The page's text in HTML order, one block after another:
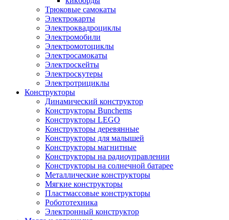
Трюковые самокаты
Электрокарты
Электроквадроциклы
Электромобили
Электромотоциклы
Электросамокаты
Электроскейты
Электроскутеры
Электротрициклы
Конструкторы
Динамический конструктор
Конструкторы Bunchems
Конструкторы LEGO
Конструкторы деревянные
Конструкторы для малышей
Конструкторы магнитные
Конструкторы на радиоуправлении
Конструкторы на солнечной батарее
Металлические конструкторы
Мягкие конструкторы
Пластмассовые конструкторы
Робототехника
Электронный конструктор